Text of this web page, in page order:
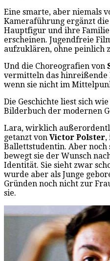
Eine smarte, aber niemals
Kameraführung ergänzt die
Hauptfigur und ihre
erscheinen. Jugendfreie
aufzuklären, ohne peinlich
Und die Choreografien von
vermitteln das hinreißende
wenn sie nicht im
Die Geschichte liest sich
Bilderbuch der modernen
Lara, wirklich
getanzt von Victor Polster,
Ballettstudentin. Aber
bewegt sie der Wunsch
Identität. Sie sieht zwar
wurde aber als Junge
Gründen noch nicht zur
sie.